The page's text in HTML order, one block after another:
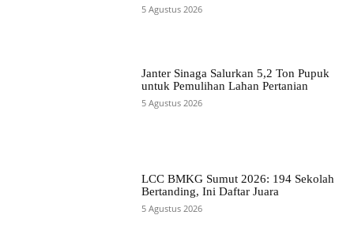
5 Agustus 2026
Janter Sinaga Salurkan 5,2 Ton Pupuk
untuk Pemulihan Lahan Pertanian
5 Agustus 2026
LCC BMKG Sumut 2026: 194 Sekolah
Bertanding, Ini Daftar Juara
5 Agustus 2026